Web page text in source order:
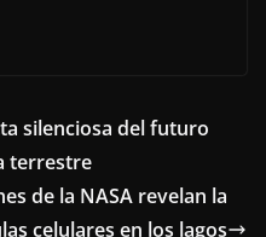
silenciosa del futuro
terrestre
de la NASA revelan la
celulares en los lagos